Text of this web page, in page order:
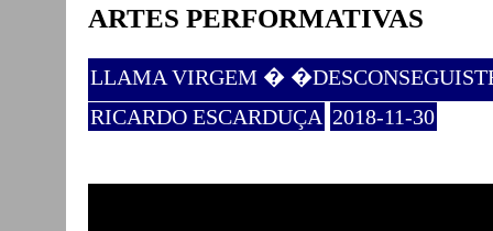
ARTES PERFORMATIVAS
LLAMA VIRGEM �
RICARDO ESCARDUÇA 2018-11-30